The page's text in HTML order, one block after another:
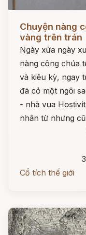
Chuyện nàng
vàng trên trán
Ngày xửa ngày
nàng công chúa
và kiêu kỳ, ngay
đã có một ngôi
- nhà vua
nhân từ nhưng
Cổ tích thế giới